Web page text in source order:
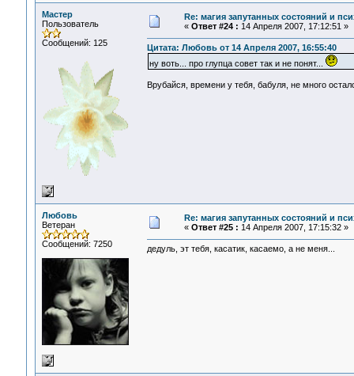
Мастер
Пользователь
Сообщений: 125
Re: магия запутанных состояний и
« Ответ #24 : 14 Апреля 2007, 17:12:51 »
Цитата: Любовь от 14 Апреля 2007, 16:55:40
ну воть... про глупца совет так и не понят...
Врубайся, времени у тебя, бабуля, не много
Любовь
Ветеран
Сообщений: 7250
Re: магия запутанных состояний и
« Ответ #25 : 14 Апреля 2007, 17:15:32 »
дедуль, эт тебя, касатик, касаемо, а не меня...